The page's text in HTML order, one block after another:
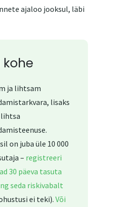
ajaloo jooksul, läbi
kohe
ja lihtsam
lisaks
lihtsa
on juba üle 10 000
– registreeri
30 päeva tasuta
seda riskivabalt
ei teki).Või